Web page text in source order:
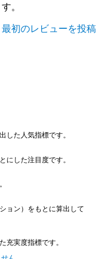
。
初のレビューを投稿
した人気指標です。
にした注目度です。
ョン）をもとに算出して
充実度指標です。